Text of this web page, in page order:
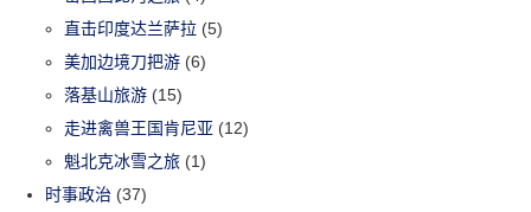
直击印度达兰萨拉 (5)
美加边境刀把游 (6)
落基山旅游 (15)
走进禽兽王国肯尼亚 (12)
魁北克冰雪之旅 (1)
时事政治 (37)